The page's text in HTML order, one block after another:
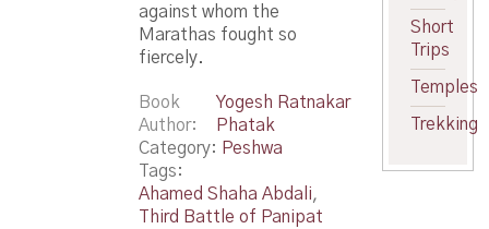
against whom the
Marathas fought so
fiercely.
Book
Author
Yogesh Ratnakar
Phatak
Category: Peshwa
Tags:
Ahamed Shaha Abdali,
Third Battle of Panipat
Short
Trips
Temples
Trekking